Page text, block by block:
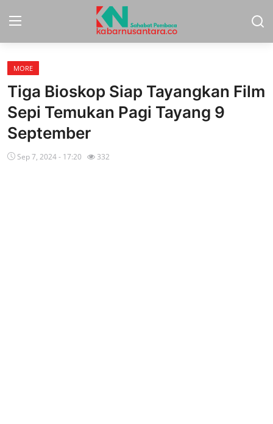
Home
Sport
Nasional
More
MORE
Tiga Bioskop Siap Tayangkan Film
Sepi Temukan Pagi Tayang 9
September
Sep 7, 2024 - 17:20 332